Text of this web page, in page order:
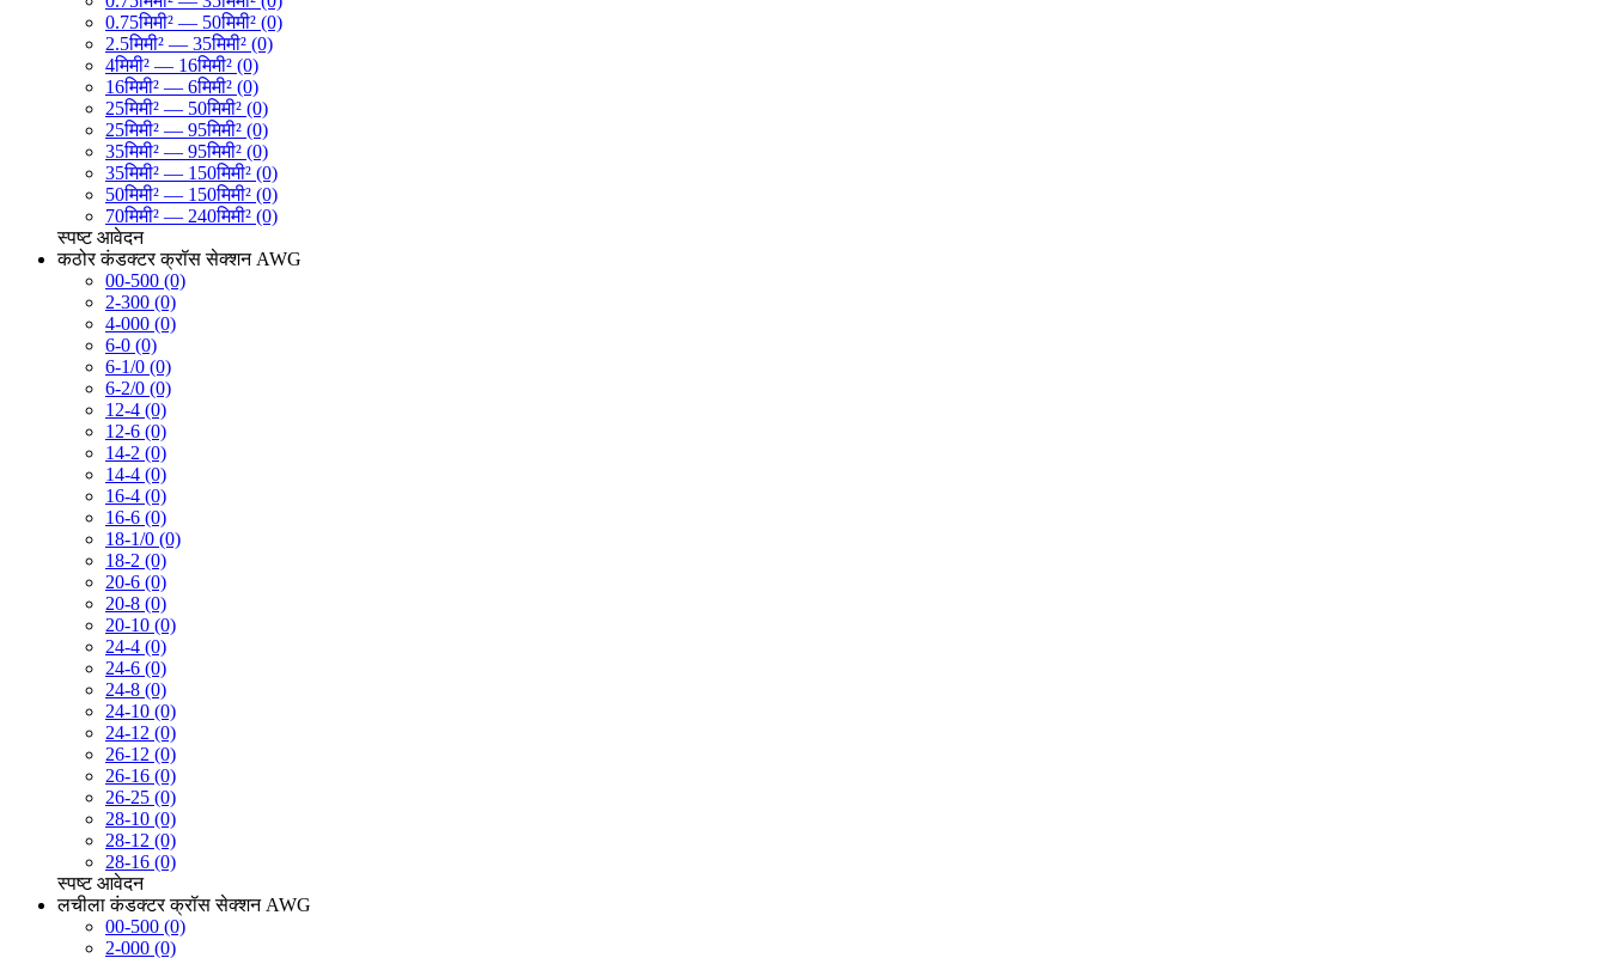
0.75मिमी² — 50मिमी² (0)
2.5मिमी² — 35मिमी² (0)
4मिमी² — 16मिमी² (0)
16मिमी² — 6मिमी² (0)
25मिमी² — 50मिमी² (0)
25मिमी² — 95मिमी² (0)
35मिमी² — 95मिमी² (0)
35मिमी² — 150मिमी² (0)
50मिमी² — 150मिमी² (0)
70मिमी² — 240मिमी² (0)
स्पष्ट आवेदन
कठोर कंडक्टर क्रॉस सेक्शन AWG
00-500 (0)
2-300 (0)
4-000 (0)
6-0 (0)
6-1/0 (0)
6-2/0 (0)
12-4 (0)
12-6 (0)
14-2 (0)
14-4 (0)
16-4 (0)
16-6 (0)
18-1/0 (0)
18-2 (0)
20-6 (0)
20-8 (0)
20-10 (0)
24-4 (0)
24-6 (0)
24-8 (0)
24-10 (0)
24-12 (0)
26-12 (0)
26-16 (0)
26-25 (0)
28-10 (0)
28-12 (0)
28-16 (0)
स्पष्ट आवेदन
लचीला कंडक्टर क्रॉस सेक्शन AWG
00-500 (0)
2-000 (0)